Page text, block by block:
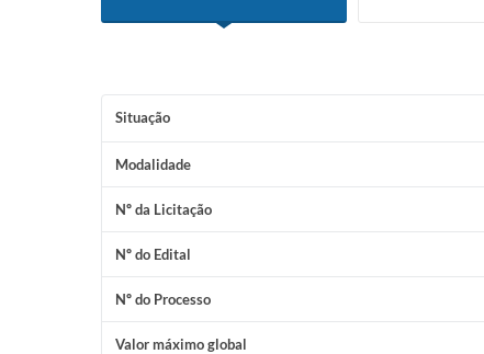
Situação
Modalidade
Nº da Licitação
Nº do Edital
Nº do Processo
Valor máximo global